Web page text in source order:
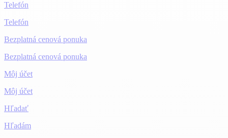
Telefón
Telefón
Bezplatná cenová ponuka
Bezplatná cenová ponuka
Môj účet
Môj účet
Hľadať
Hľadám